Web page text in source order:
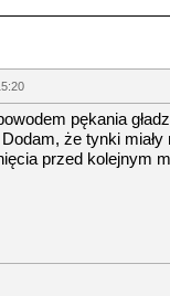
pękania
że tynki
przed kolejnym